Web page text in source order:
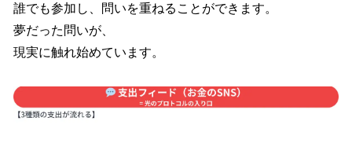
誰でも参加し、問いを重ねることができます。
夢だった問いが、
現実に触れ始めています。